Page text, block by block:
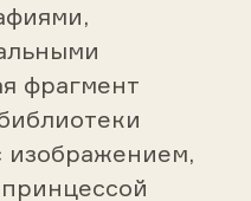
фрагмент
изображением,